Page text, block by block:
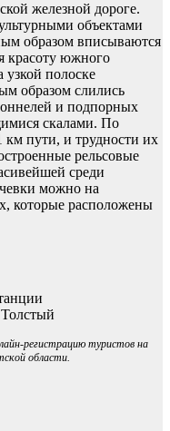
железной дороге.
объектами
образом вписываются
красоту южного
узкой полоске
образом слились
и подпорных
скалами. По
км пути, и трудности их
рельсовые
среди
можно на
которые расположены
регистрацию туристов на
области.